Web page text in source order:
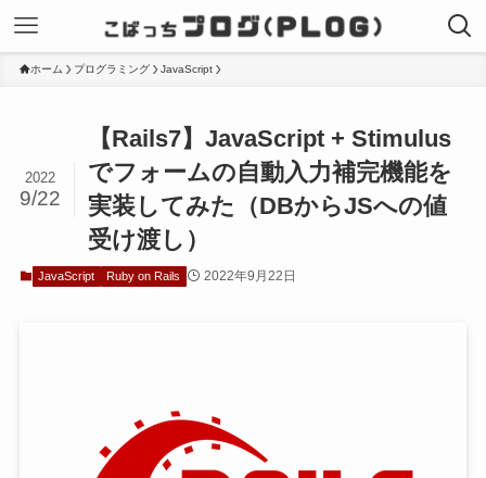
ホーム プログラミング JavaScript
【Rails7】JavaScript + Stimulus
でフォームの自動入力補完機能を
実装してみた（DBからJSへの値
受け渡し）
2022
9/22
JavaScript Ruby on Rails 2022年9月22日